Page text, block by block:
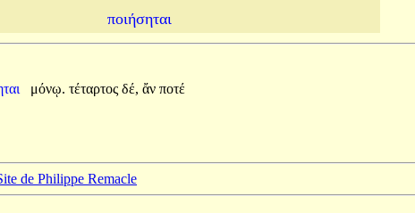
ποιήσηται
μόνῳ. τέταρτος δέ, ἄν ποτέ
de Philippe Remacle